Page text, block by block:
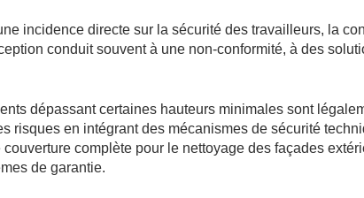
incidence directe sur la sécurité des travailleurs, la
conduit souvent à une non-conformité, à des
dépassant certaines hauteurs minimales sont
risques en intégrant des mécanismes de sécurité
complète pour le nettoyage des façades
de garantie.